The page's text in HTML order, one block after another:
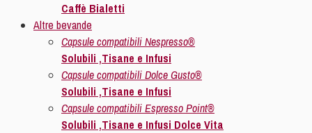
Caffè Bialetti
Altre bevande
Capsule compatibili Nespresso®
Solubili ,Tisane e Infusi
Capsule compatibili Dolce Gusto®
Solubili ,Tisane e Infusi
Capsule compatibili Espresso Point®
Solubili ,Tisane e Infusi Dolce Vita